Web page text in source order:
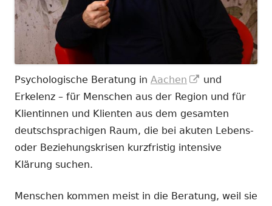
Psychologische Beratung in Aachen
In
neuem
Fenster
öffnen
und
Erkelenz – für Menschen aus der Region und für
Klientinnen und Klienten aus dem gesamten
deutschsprachigen Raum, die bei akuten Lebens-
oder Beziehungskrisen kurzfristig intensive
Klärung suchen.
Menschen kommen meist in die Beratung, weil sie